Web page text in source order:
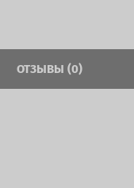
ОТЗЫВЫ (0)